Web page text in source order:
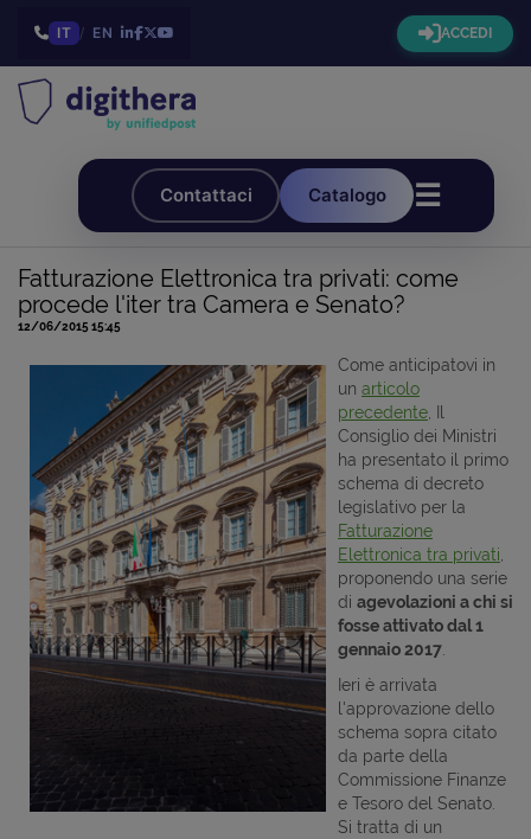
IT / EN ACCEDI
Contattaci Catalogo ☰
Fatturazione Elettronica tra privati: come
procede l'iter tra Camera e Senato?
12/06/2015 15:45
Come anticipatovi in
un articolo
precedente
Consiglio dei Ministri
ha presentato il primo
schema di decreto
legislativo per la
Fatturazione
Elettronica tra privati
proponendo una serie
di agevolazioni a chi si
fosse attivato dal 1
gennaio 2017
Ieri è arrivata
l'approvazione dello
schema sopra citato
da parte della
Commissione Finanze
e Tesoro del Senato.
Si tratta di un